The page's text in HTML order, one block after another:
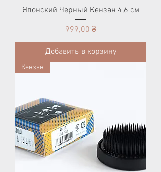
Японский Черный Кензан 4,6 см
Цена
999,00 ₴
Добавить в корзину
Кензан